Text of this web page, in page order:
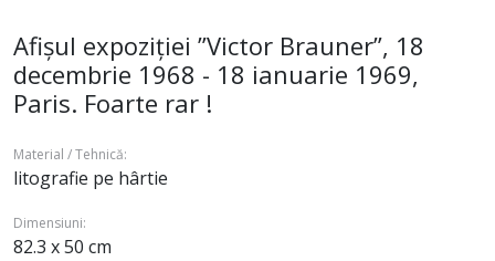
Afișul expoziției ”Victor Brauner”, 18
decembrie 1968 - 18 ianuarie 1969,
Paris. Foarte rar !
Material / Tehnică:
litografie pe hârtie
Dimensiuni:
82.3 x 50 cm